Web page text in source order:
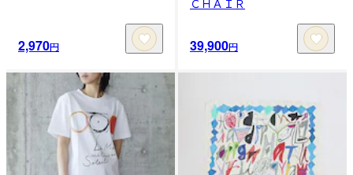
2,970円 39,900円